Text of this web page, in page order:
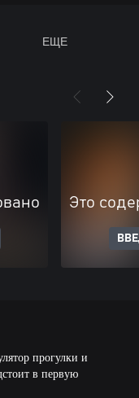
ЕЩЕ
Это
прогулки и
в первую